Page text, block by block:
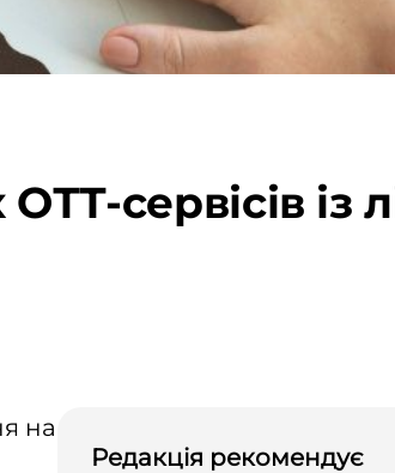
сервісів із
на
Редакція рекомендує